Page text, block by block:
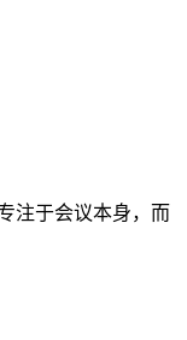
注于会议本身，而